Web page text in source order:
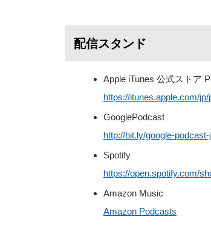
配信スタンド
Apple iTunes 公式ストア
https://itunes.apple.com/
GooglePodcast
http://bit.ly/google-podcast-
Spotify
https://open.spotify.com/
Amazon Music
Amazon Podcasts